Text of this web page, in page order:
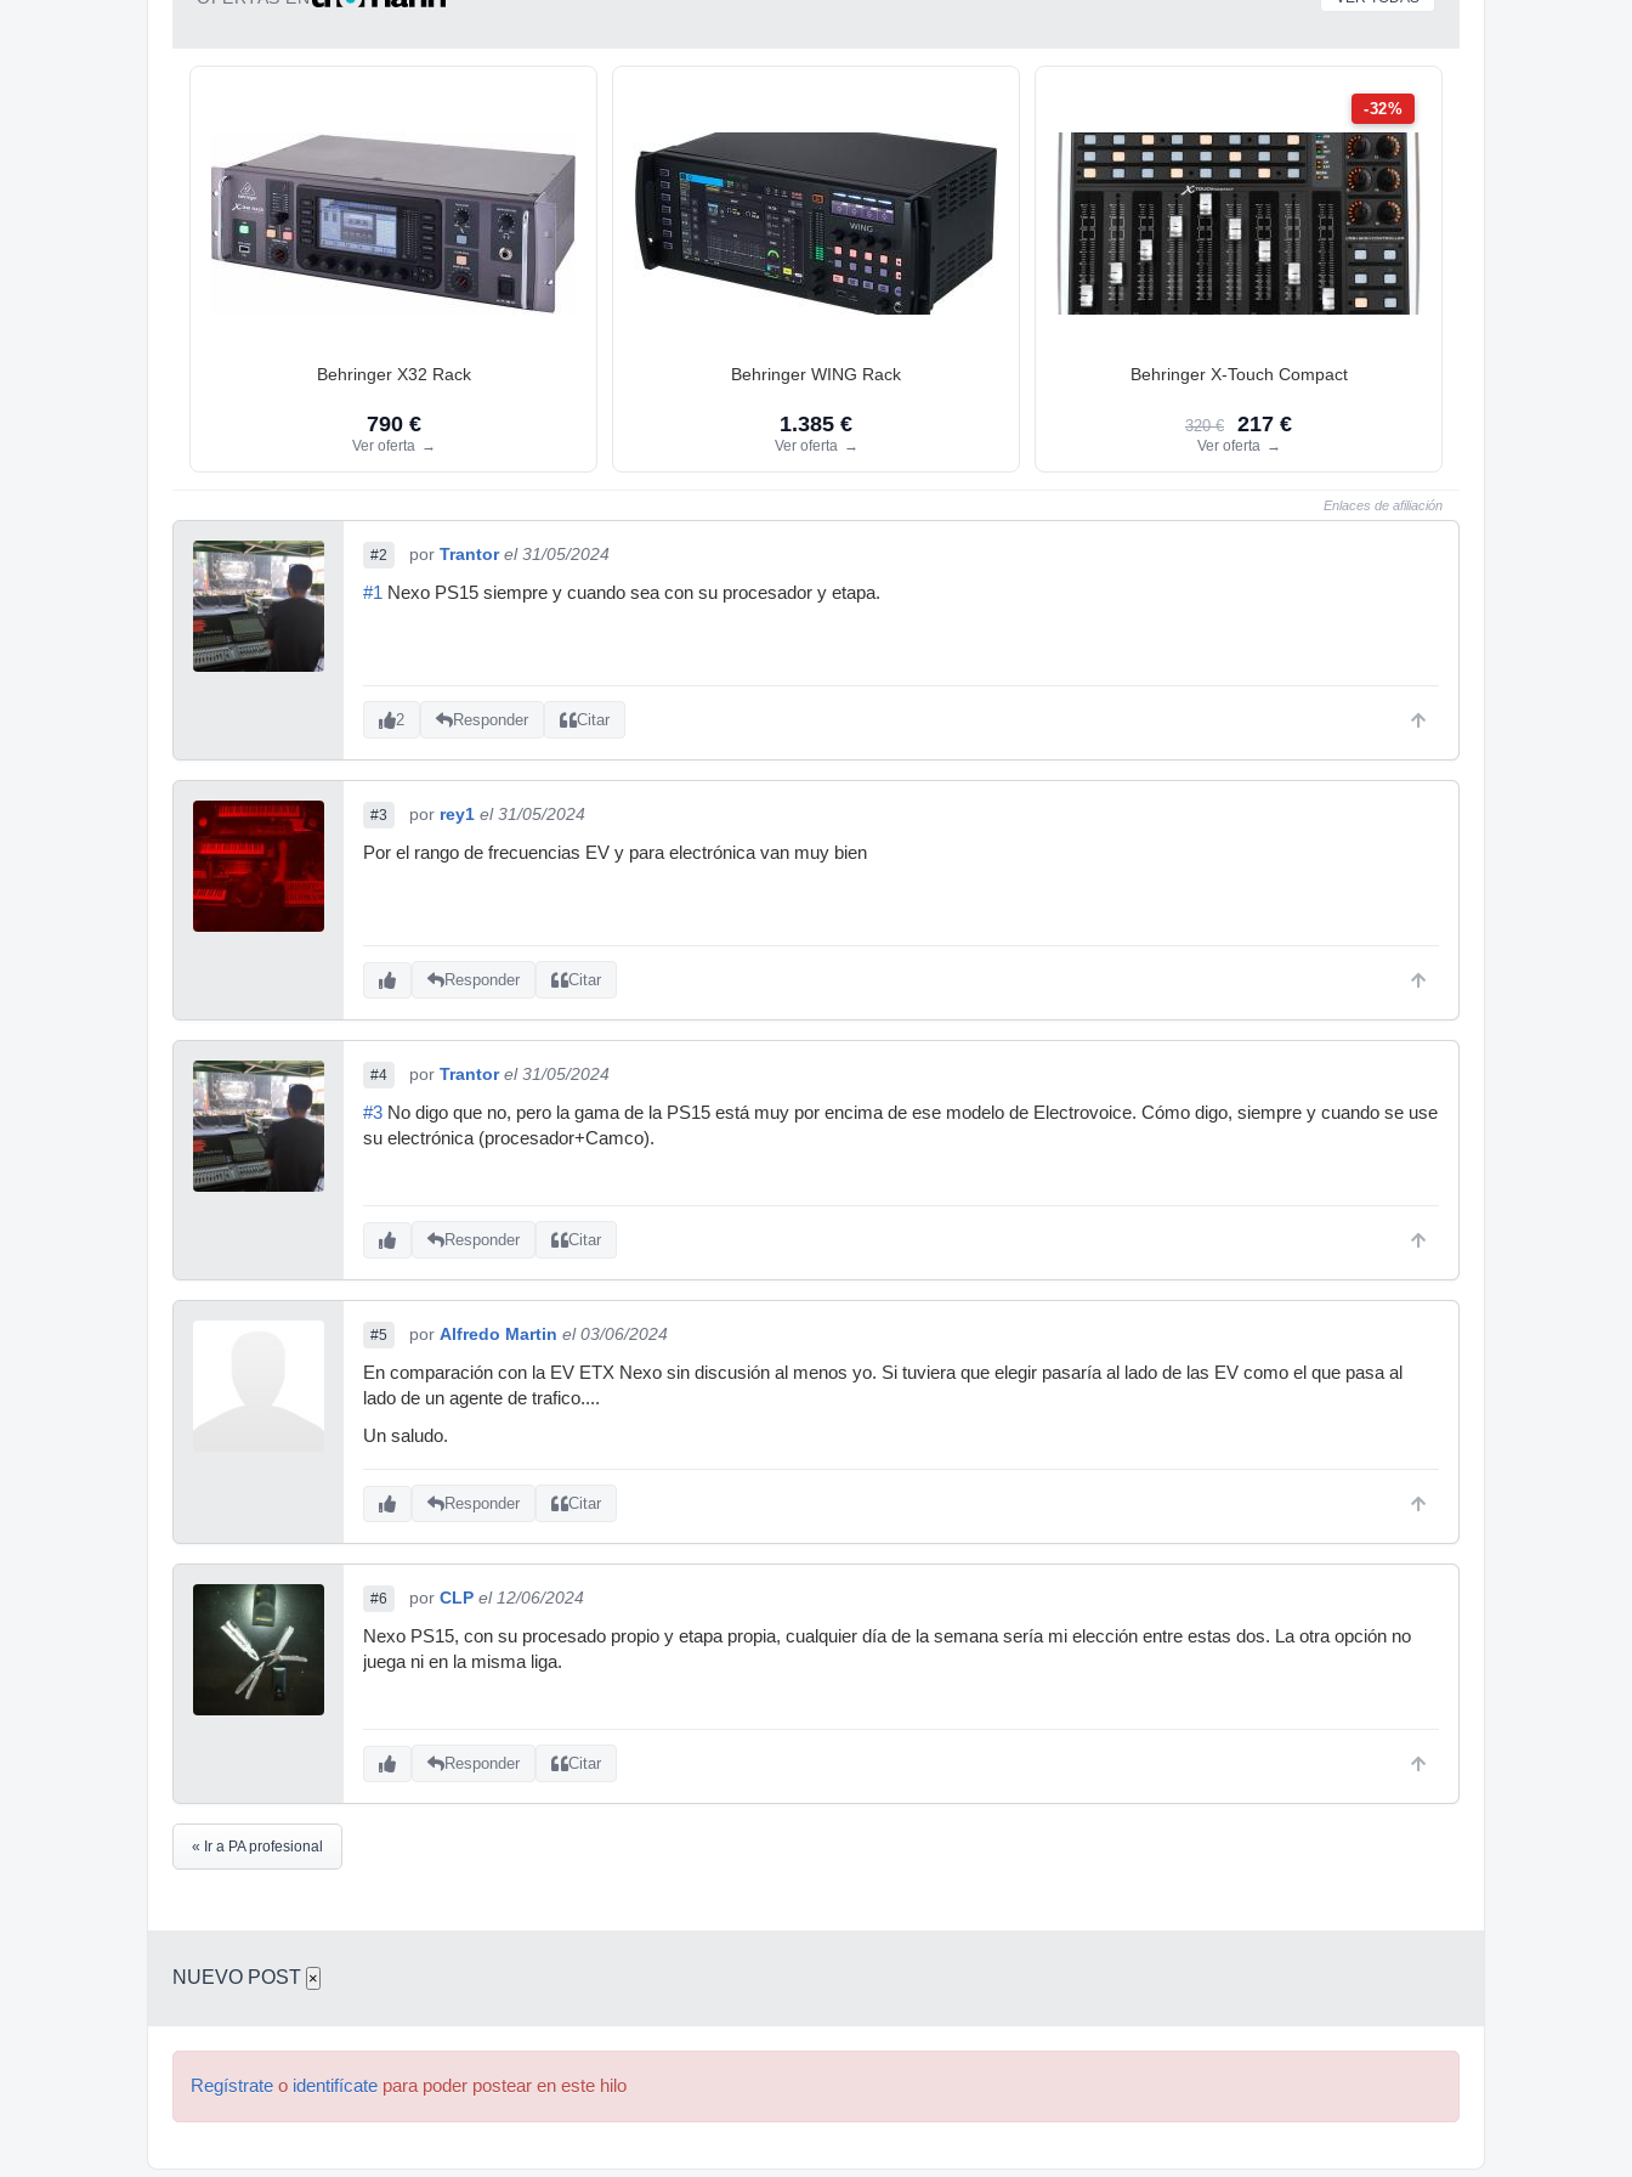
Behringer X32 Rack
790 €
Ver oferta →
Behringer WING Rack
1.385 €
Ver oferta →
-32%
Behringer X-Touch Compact
320 € 217 €
Ver oferta →
Enlaces de afiliación
#2 por Trantor el 31/05/2024
#1 Nexo PS15 siempre y cuando sea con su procesador y etapa.
2 Responder Citar
#3 por rey1 el 31/05/2024
Por el rango de frecuencias EV y para electrónica van muy bien
Responder Citar
#4 por Trantor el 31/05/2024
#3 No digo que no, pero la gama de la PS15 está muy por encima de ese modelo de Electrovoice. Cómo digo, siempre y cuando se use
su electrónica (procesador+Camco).
Responder Citar
#5 por Alfredo Martin el 03/06/2024
En comparación con la EV ETX Nexo sin discusión al menos yo. Si tuviera que elegir pasaría al lado de las EV como el que pasa al
lado de un agente de trafico....
Un saludo.
Responder Citar
#6 por CLP el 12/06/2024
Nexo PS15, con su procesado propio y etapa propia, cualquier día de la semana sería mi elección entre estas dos. La otra opción no
juega ni en la misma liga.
Responder Citar
« Ir a PA profesional
NUEVO POST ×
Regístrate o identifícate para poder postear en este hilo